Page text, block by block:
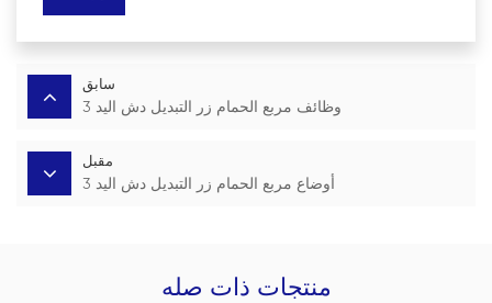
سابق
3 وظائف مربع الحمام زر التبديل دش اليد
مقبل
3 أوضاع مربع الحمام زر التبديل دش اليد
منتجات ذات صله